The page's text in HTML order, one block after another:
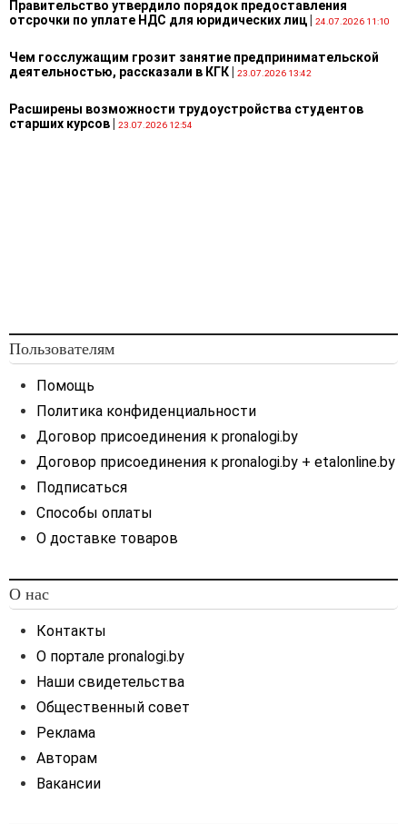
Правительство утвердило порядок предоставления
отсрочки по уплате НДС для юридических лиц
24.07.2026 11:10
Чем госслужащим грозит занятие предпринимательской
деятельностью, рассказали в КГК
23.07.2026 13:42
Расширены возможности трудоустройства студентов
старших курсов
23.07.2026 12:54
Пользователям
Помощь
Политика конфиденциальности
Договор присоединения к pronalogi.by
Договор присоединения к pronalogi.by + etalonline.by
Подписаться
Способы оплаты
О доставке товаров
О нас
Контакты
О портале pronalogi.by
Наши свидетельства
Общественный совет
Реклама
Авторам
Вакансии